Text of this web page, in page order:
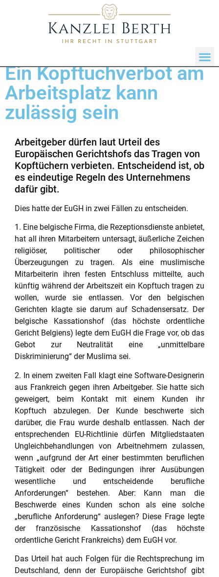
Ein Kopftuchverbot am
Arbeitsplatz kann
zulässig sein
Arbeitgeber dürfen laut Urteil des
Europäischen Gerichtshofs das Tragen von
Kopftüchern verbieten. Entscheidend ist, ob
es eindeutige Regeln des Unternehmens
dafür gibt.
Dies hatte der EuGH in zwei Fällen zu entscheiden.
1. Eine belgische Firma, die Rezeptionsdienste anbietet,
hat all ihren Mitarbeitern untersagt, äußerliche Zeichen
religiöser, politischer oder philosophischer
Überzeugungen zu tragen. Als eine muslimische
Mitarbeiterin ihren festen Entschluss mitteilte, auch
künftig während der Arbeitszeit ein Kopftuch tragen zu
wollen, wurde sie entlassen. Vor den belgischen
Gerichten klagte sie darum auf Schadensersatz. Der
belgische Kassationshof (das höchste ordentliche
Gericht Belgiens) legte dem EuGH die Frage vor, ob das
Gebot zur Neutralität eine „unmittelbare
Diskriminierung“ der Muslima sei.
2. In einem zweiten Fall klagt eine Software-Designerin
aus Frankreich gegen ihren Arbeitgeber. Sie hatte sich
geweigert, beim Kontakt mit einem Kunden ihr
Kopftuch abzulegen. Der Kunde beschwerte sich
darüber, die Frau wurde deshalb entlassen. Nach der
entsprechenden EU-Richtlinie dürfen Mitgliedstaaten
Ungleichbehandlungen von Arbeitnehmern zulassen,
wenn „aufgrund der Art einer bestimmten beruflichen
Tätigkeit oder der Bedingungen ihrer Ausübungen
wesentliche und entscheidende berufliche
Anforderungen“ bestehen. Aber: Kann man die
Beschwerde eines Kunden schon als eine solche
„berufliche Anforderung“ auslegen? Diese Frage legte
der französische Kassationshof (das höchste
ordentliche Gericht Frankreichs) dem EuGH vor.
Das Urteil hat auch Folgen für die Rechtsprechung im
Deutschland, denn der Europäische Gerichtshof gibt